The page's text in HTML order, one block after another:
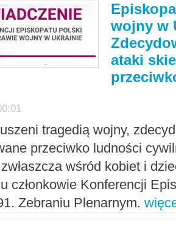
wojny w
ataki
tragedią wojny,
przeciwko ludności
wśród kobiet i
członkowie Konferencji
Zebraniu Plenarnym.